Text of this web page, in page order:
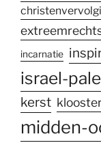
incarnatie
israel-
kerst
midden-